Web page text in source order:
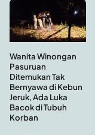
Wanita Winongan
Pasuruan
Ditemukan Tak
Bernyawa di Kebun
Jeruk, Ada Luka
Bacok di Tubuh
Korban